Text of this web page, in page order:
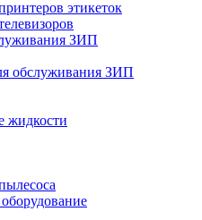
этикеток
ЗИП
обслуживания ЗИП
жидкости